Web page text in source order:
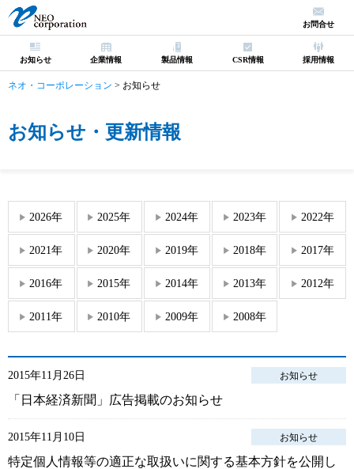
お知らせ 企業情報 製品情報 CSR情報 採用情報
お問合せ
ネオ・コーポレーション > お知らせ
お知らせ・更新情報
2026年 2025年 2024年 2023年 2022年
2021年 2020年 2019年 2018年 2017年
2016年 2015年 2014年 2013年 2012年
2011年 2010年 2009年 2008年
2015年11月26日 お知らせ
「日本経済新聞」広告掲載のお知らせ
2015年11月10日 お知らせ
特定個人情報等の適正な取扱いに関する基本方針を公開し